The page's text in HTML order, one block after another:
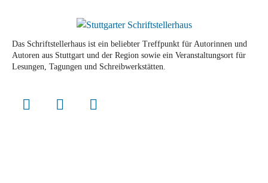
Das Schriftstellerhaus ist ein beliebter Treffpunkt für Autorinnen und
Autoren aus Stuttgart und der Region sowie ein Veranstaltungsort für
Lesungen, Tagungen und Schreibwerkstätten.